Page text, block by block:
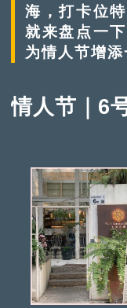
海，打卡位
就来盘点一
为情人节增添
情人节｜6